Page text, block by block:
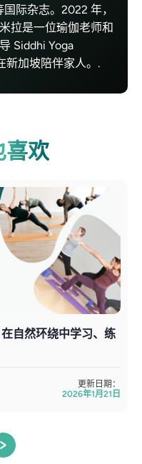
际杂志。2022 年，
拉是一位瑜伽老师和
Siddhi Yoga
新加坡陪伴家人。.
喜欢
自然环绕中学习、练
更新日期：
2026年1月21日